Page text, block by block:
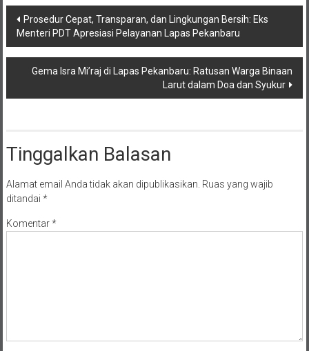
Navigasi
pos
Prosedur Cepat, Transparan, dan Lingkungan Bersih: Eks
Menteri PDT Apresiasi Pelayanan Lapas Pekanbaru
Gema Isra Mi’raj di Lapas Pekanbaru: Ratusan Warga Binaan
Larut dalam Doa dan Syukur
Tinggalkan Balasan
Alamat email Anda tidak akan dipublikasikan. Ruas yang wajib
ditandai *
Komentar*